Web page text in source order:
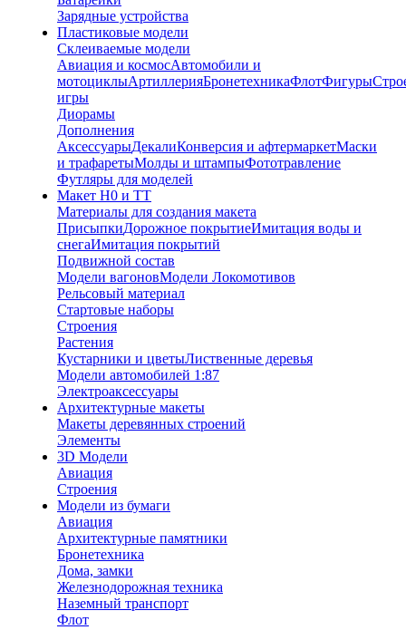
Зарядные устройства
Пластиковые модели
Склеиваемые модели
Авиация и космосАвтомобили и
мотоциклыАртиллерияБронетехникаФлотФигуры
игры
Диорамы
Дополнения
АксессуарыДекалиКонверсия и афтермаркетМаски
и трафаретыМолды и штампыФототравление
Футляры для моделей
Макет H0 и TT
Материалы для создания макета
ПрисыпкиДорожное покрытиеИмитация воды и
снегаИмитация покрытий
Подвижной состав
Модели вагоновМодели Локомотивов
Рельсовый материал
Стартовые наборы
Строения
Растения
Кустарники и цветыЛиственные деревья
Модели автомобилей 1:87
Электроаксессуары
Архитектурные макеты
Макеты деревянных строений
Элементы
3D Модели
Авиация
Строения
Модели из бумаги
Авиация
Архитектурные памятники
Бронетехника
Дома, замки
Железнодорожная техника
Наземный транспорт
Флот